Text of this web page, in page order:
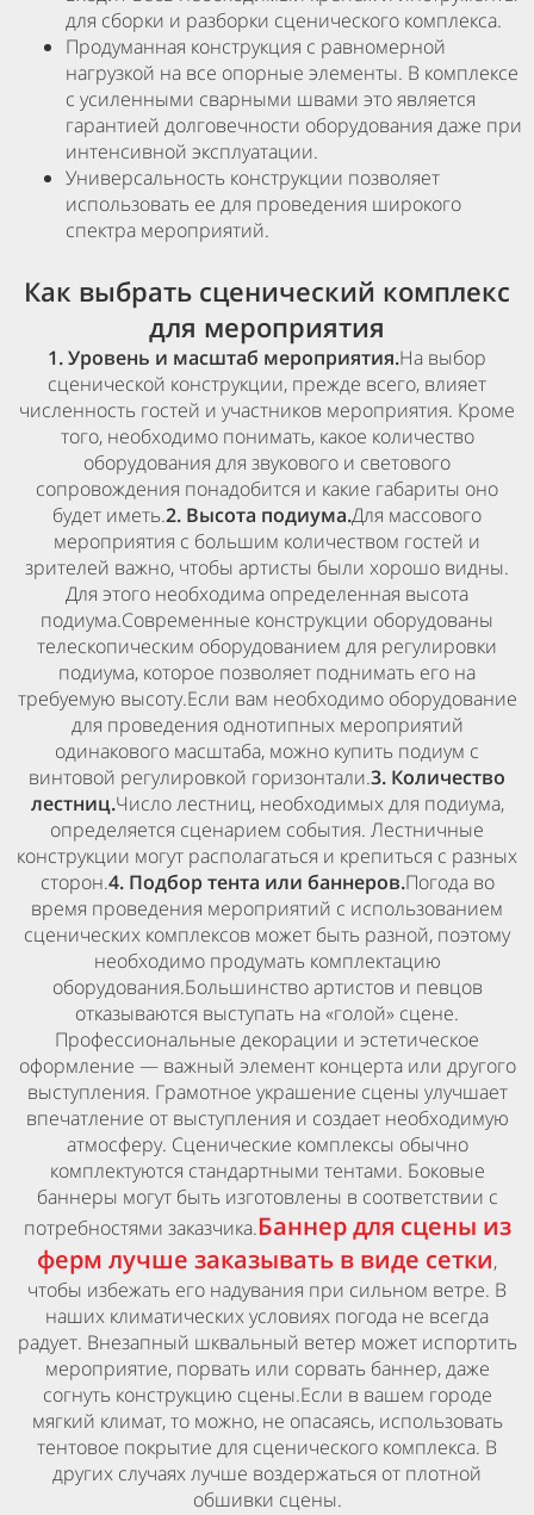
для сборки и разборки сценического комплекса.
Продуманная конструкция с равномерной
нагрузкой на все опорные элементы. В комплексе
с усиленными сварными швами это является
гарантией долговечности оборудования даже при
интенсивной эксплуатации.
Универсальность конструкции позволяет
использовать ее для проведения широкого
спектра мероприятий.
Как выбрать сценический комплекс
для мероприятия
1. Уровень и масштаб мероприятия.На выбор
сценической конструкции, прежде всего, влияет
численность гостей и участников мероприятия. Кроме
того, необходимо понимать, какое количество
оборудования для звукового и светового
сопровождения понадобится и какие габариты оно
будет иметь.2. Высота подиума.Для массового
мероприятия с большим количеством гостей и
зрителей важно, чтобы артисты были хорошо видны.
Для этого необходима определенная высота
подиума.Современные конструкции оборудованы
телескопическим оборудованием для регулировки
подиума, которое позволяет поднимать его на
требуемую высоту.Если вам необходимо оборудование
для проведения однотипных мероприятий
одинакового масштаба, можно купить подиум с
винтовой регулировкой горизонтали.3. Количество
лестниц.Число лестниц, необходимых для подиума,
определяется сценарием события. Лестничные
конструкции могут располагаться и крепиться с разных
сторон.4. Подбор тента или баннеров.Погода во
время проведения мероприятий с использованием
сценических комплексов может быть разной, поэтому
необходимо продумать комплектацию
оборудования.Большинство артистов и певцов
отказываются выступать на «голой» сцене.
Профессиональные декорации и эстетическое
оформление — важный элемент концерта или другого
выступления. Грамотное украшение сцены улучшает
впечатление от выступления и создает необходимую
атмосферу. Сценические комплексы обычно
комплектуются стандартными тентами. Боковые
баннеры могут быть изготовлены в соответствии с
потребностями заказчика.Баннер для сцены из
ферм лучше заказывать в виде сетки,
чтобы избежать его надувания при сильном ветре. В
наших климатических условиях погода не всегда
радует. Внезапный шквальный ветер может испортить
мероприятие, порвать или сорвать баннер, даже
согнуть конструкцию сцены.Если в вашем городе
мягкий климат, то можно, не опасаясь, использовать
тентовое покрытие для сценического комплекса. В
других случаях лучше воздержаться от плотной
обшивки сцены.